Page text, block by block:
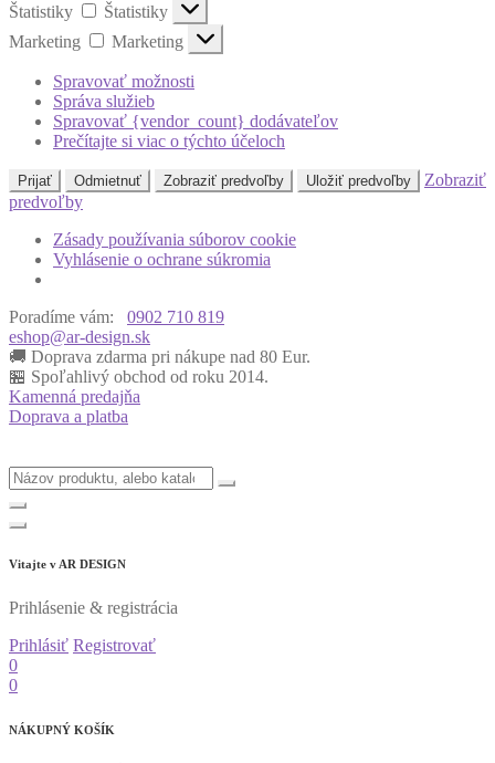
Štatistiky
Štatistiky
Marketing
Marketing
Spravovať možnosti
Správa služieb
Spravovať {vendor_count} dodávateľov
Prečítajte si viac o týchto účeloch
Prijať Odmietnuť Zobraziť predvoľby Uložiť predvoľby
Zobraziť
predvoľby
Zásady používania súborov cookie
Vyhlásenie o ochrane súkromia
Poradíme vám:
0902 710 819
eshop@ar-design.sk
🚚 Doprava zdarma pri nákupe nad 80 Eur.
🏪 Spoľahlivý obchod od roku 2014.
Kamenná predajňa
Doprava a platba
Vitajte v AR DESIGN
Prihlásenie & registrácia
Prihlásiť Registrovať
0
0
NÁKUPNÝ KOŠÍK